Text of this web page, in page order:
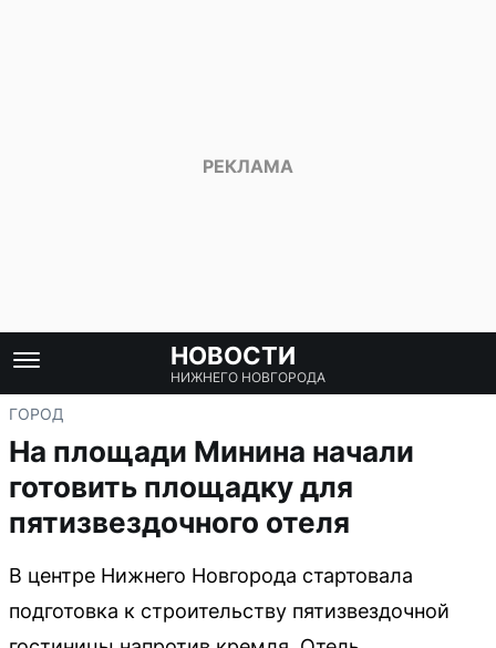
НОВОСТИ
НИЖНЕГО НОВГОРОДА
ГОРОД
На площади Минина начали
готовить площадку для
пятизвездочного отеля
В центре Нижнего Новгорода стартовала
подготовка к строительству пятизвездочной